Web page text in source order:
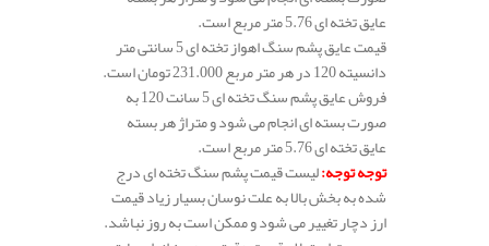
عایق تخته ای 5.76 متر مربع است.
قیمت عایق پشم سنگ اهواز تخته ای 5 سانتی متر
دانسیته 120 در هر متر مربع 231.000 تومان است.
فروش عایق پشم سنگ تخته ای 5 سانت 120 به
صورت بسته ای انجام می شود و متراژ هر بسته
عایق تخته ای 5.76 متر مربع است.
توجه توجه:لیست قیمت پشم سنگ تخته ای درج
شده به بخش بالا به علت نوسان بسیار زیاد قیمت
ارز دچار تغییر می شود و ممکن است به روز نباشد.